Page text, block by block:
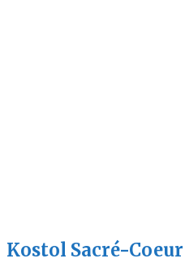
Kostol Sacré-Coeur